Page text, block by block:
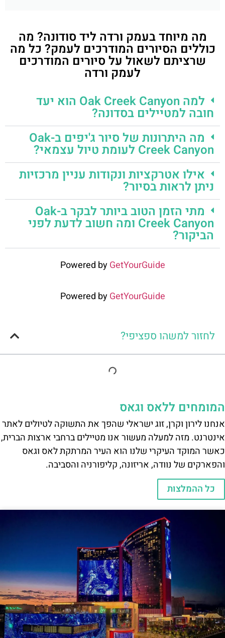
מה מיוחד בעמק ורדה ליד סודונה? מה
כוללים הסיורים המודרכים לעמק? כל מה
שרציתם לשאול על סיורים המודרכים
לעמק ורדה
למה Oak Creek Canyon הוא יעד
חובה למטיילים בסדונה?
מה היתרונות של סיור ג'יפים ב-Oak
Creek Canyon לעומת טיול עצמאי?
אילו אטרקציות ונקודות עניין מרכזיות
ניתן לראות בסיור?
מתי הזמן הטוב ביותר לבקר ב-Oak
Creek Canyon ומה חשוב לדעת לפני
הביקור?
Powered byGetYourGuide
Powered byGetYourGuide
לחזור למשהו ספציפי?
המומחים ללאס וגאס
אנחנו לירון וקרן, זוג ישראלי שהפך את התשוקה לטיולים לאתר
אינטרנט. מזה למעלה מעשור אנו מטיילים ברחבי ארצות הברית,
כאשר המוקד העיקרי שלנו הוא העיר המרתקת לאס וגאס
והפארקים של נוודה, אריזונה, קליפורניה והסביבה.
כל ההמלצות